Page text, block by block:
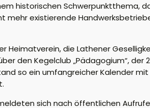
historischen Schwerpunktthema,
existierende
Heimatverein, die Lathener
den Kegelclub „Pädagogium“,
so ein umfangreicher Kalender mit
sich nach öffentlichen